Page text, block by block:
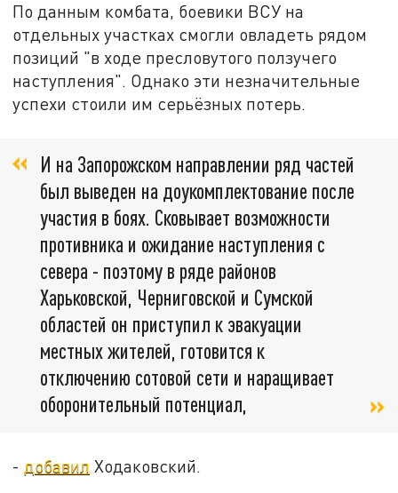
По данным комбата, боевики ВСУ на
отдельных участках смогли овладеть рядом
позиций "в ходе пресловутого ползучего
наступления". Однако эти незначительные
успехи стоили им серьёзных потерь.
И на Запорожском направлении ряд частей
был выведен на доукомплектование после
участия в боях. Сковывает возможности
противника и ожидание наступления с
севера - поэтому в ряде районов
Харьковской, Черниговской и Сумской
областей он приступил к эвакуации
местных жителей, готовится к
отключению сотовой сети и наращивает
оборонительный потенциал,
- добавил Ходаковский.